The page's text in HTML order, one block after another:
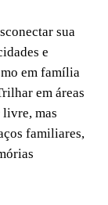
sua
e
em família
em áreas
livre, mas
familiares,